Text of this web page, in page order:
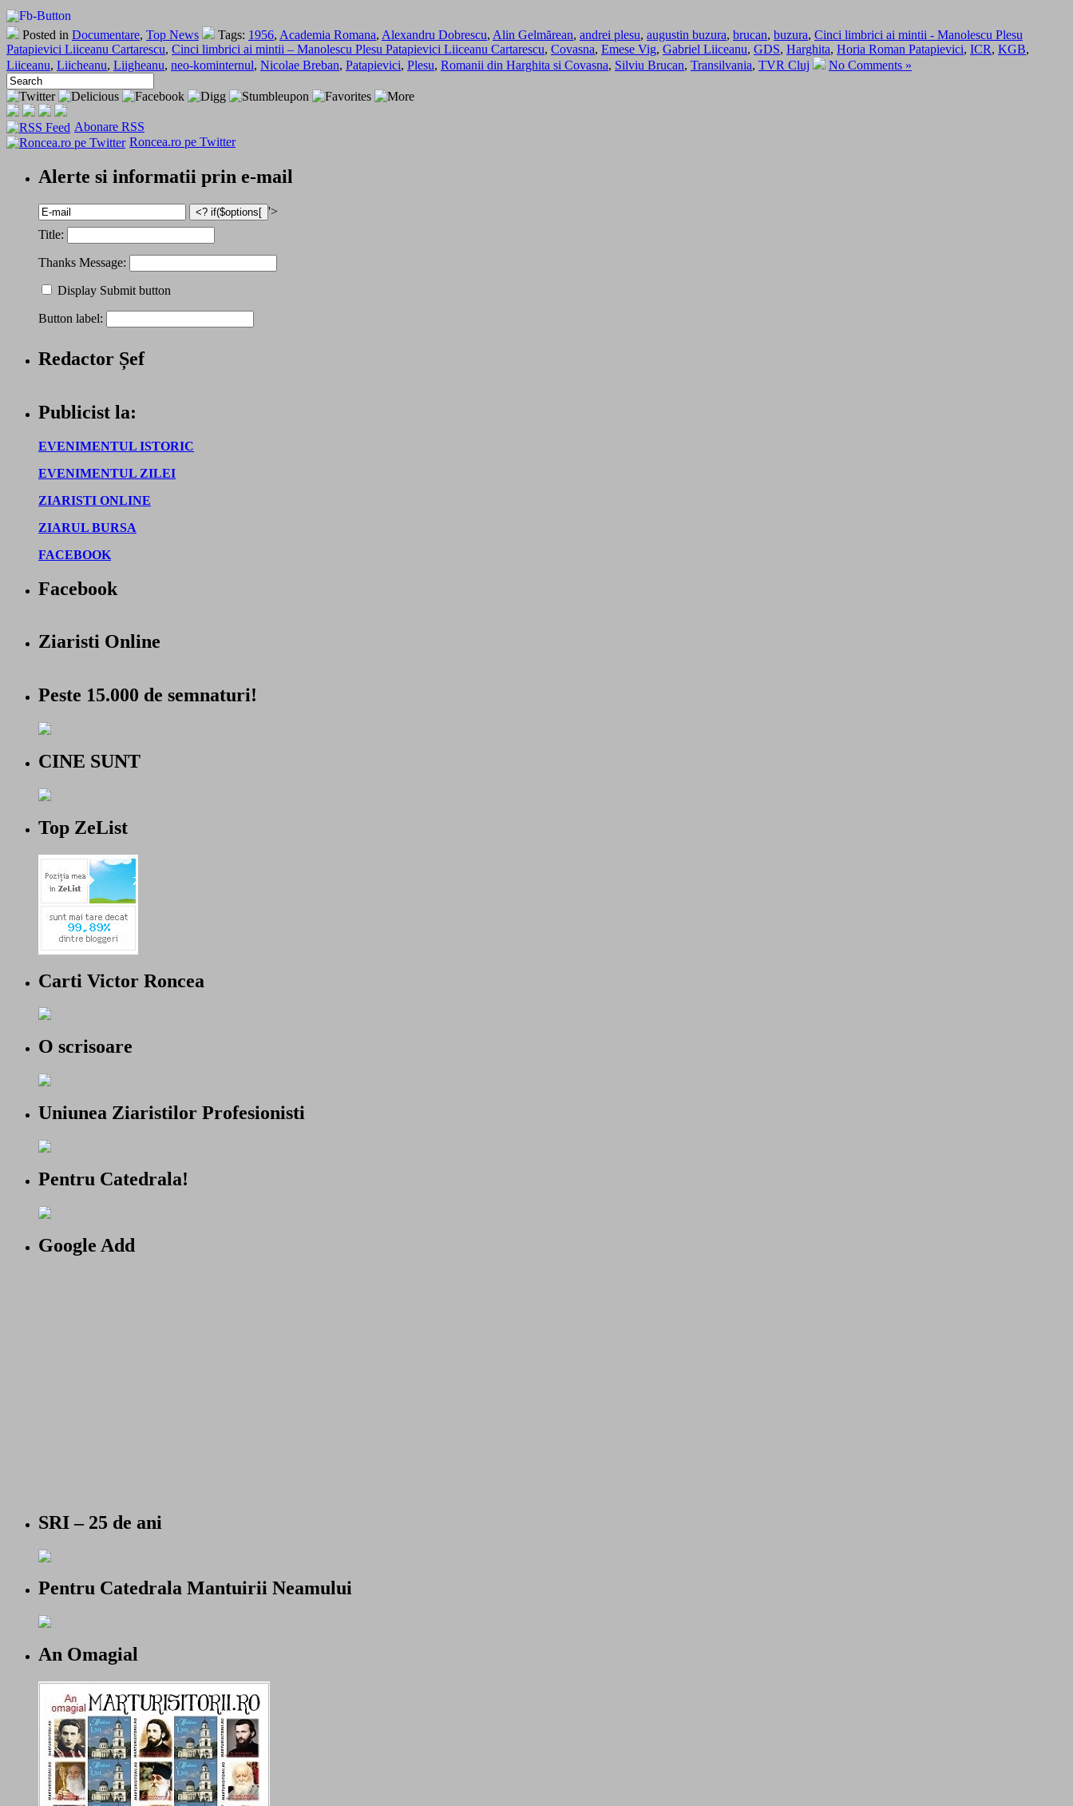
Posted in Documentare, Top News Tags: 1956, Academia Romana, Alexandru Dobrescu, Alin Gelmărean, andrei plesu, augustin buzura, brucan, buzura, Cinci limbrici ai mintii - Manolescu Plesu
Patapievici Liiceanu Cartarescu, Cinci limbrici ai mintii – Manolescu Plesu Patapievici Liiceanu Cartarescu, Covasna, Emese Vig, Gabriel Liiceanu, GDS, Harghita, Horia Roman Patapievici, ICR, KGB,
Liiceanu, Liicheanu, Liigheanu, neo-kominternul, Nicolae Breban, Patapievici, Plesu, Romanii din Harghita si Covasna, Silviu Brucan, Transilvania, TVR Cluj No Comments »
Abonare RSS
Roncea.ro pe Twitter
Alerte si informatii prin e-mail
'>
Title:
Thanks Message:
Display Submit button
Button label:
Redactor Șef
Publicist la:
EVENIMENTUL ISTORIC
EVENIMENTUL ZILEI
ZIARISTI ONLINE
ZIARUL BURSA
FACEBOOK
Facebook
Ziaristi Online
Peste 15.000 de semnaturi!
CINE SUNT
Top ZeList
Carti Victor Roncea
O scrisoare
Uniunea Ziaristilor Profesionisti
Pentru Catedrala!
Google Add
SRI – 25 de ani
Pentru Catedrala Mantuirii Neamului
An Omagial